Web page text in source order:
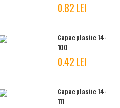
0.82 LEI
Capac plastic 14-
100
0.42 LEI
Capac plastic 14-
111